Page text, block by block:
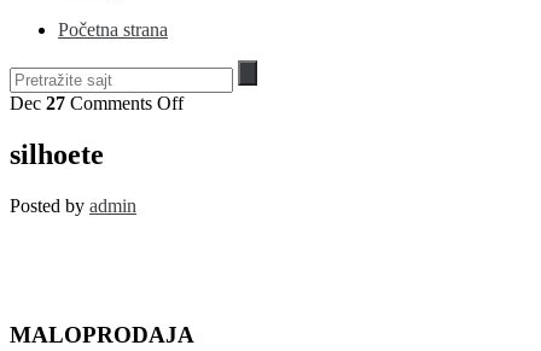
Početna strana
Dec 27 Comments Offon
silhoete
Posted by admin
MALOPRODAJA